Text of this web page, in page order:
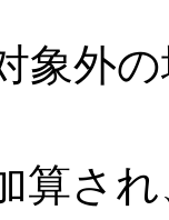
象外
算さ